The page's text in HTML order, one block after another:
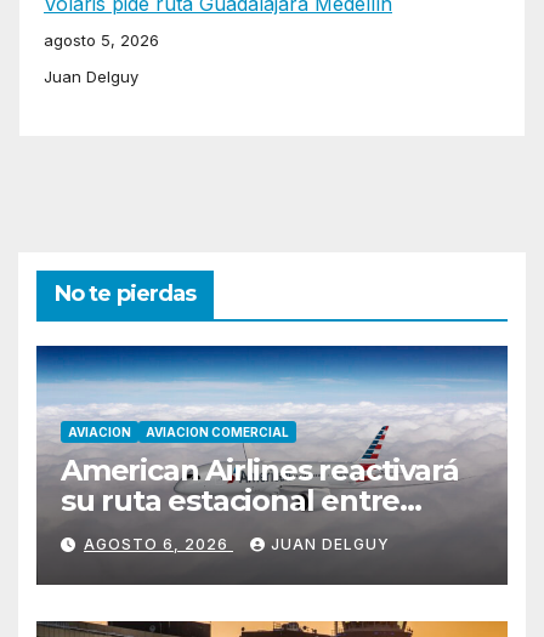
agosto 5, 2026
Juan Delguy
No te pierdas
AVIACION AVIACION COMERCIAL
American Airlines reactivará
su ruta estacional entre
Miami y Montevideo con
vuelos diarios
AGOSTO 6, 2026 JUAN DELGUY